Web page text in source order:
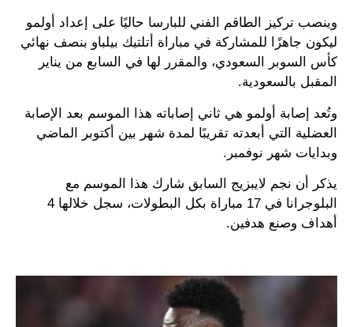
وينصب تركيز الطاقم الفني للبارسا حاليًا على إعداد أولمو
ليكون جاهزًا للمشاركة في مباراة أتلتيك بيلباو بنصف نهائي
كأس السوبر السعودي، والمقرر لها في السابع من يناير
المقبل بالسعودية.
وتُعد إصابة أولمو هي ثاني إصاباته هذا الموسم بعد الإصابة
العضلية التي أبعدته تقريبًا لمدة شهر بين أكتوبر الماضي
وبدايات شهر نوفمبر.
يذكر أن نجم لايبزيج السابق شارك هذا الموسم مع
البلوجرانا في 17 مباراة بكل البطولات، سجل خلالها 4
أهداف وصنع هدفين.